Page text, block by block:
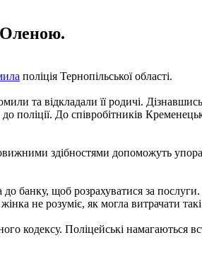
Оленою.
поліція Тернопільської області.
та відкладали її родичі.
До співробітників
здібностями допоможуть
банку, щоб розрахуватися за
не розуміє, як могла витрачати
кодексу. Поліцейські намагаються